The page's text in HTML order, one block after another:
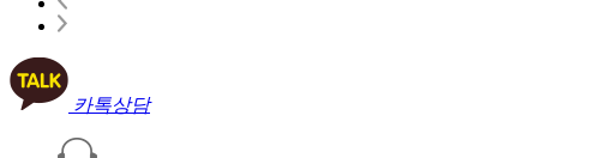
카톡상담